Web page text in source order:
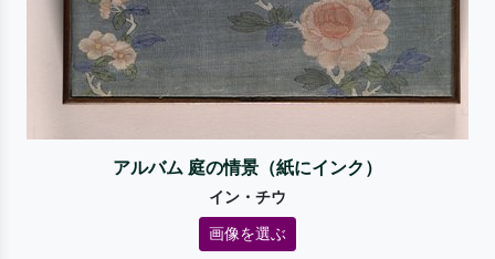
アルバム 庭の情景（紙にインク）
イン・チウ
画像を選ぶ